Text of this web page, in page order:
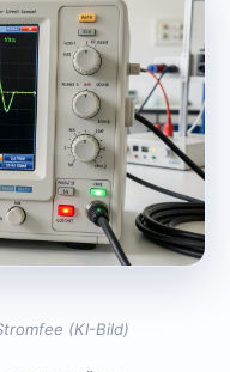
(KI-Bild)